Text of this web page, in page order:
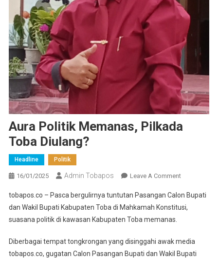
Aura Politik Memanas, Pilkada
Toba Diulang?
Headline Politik
16/01/2025 Admin Tobapos Leave A CommentOn Aura
Memanas,
Pilkada
tobapos.co – Pasca bergulirnya tuntutan Pasangan Calon Bupati
dan Wakil Bupati Kabupaten Toba di Mahkamah Konstitusi,
suasana politik di kawasan Kabupaten Toba memanas.
Diberbagai tempat tongkrongan yang disinggahi awak media
tobapos.co, gugatan Calon Pasangan Bupati dan Wakil Bupati